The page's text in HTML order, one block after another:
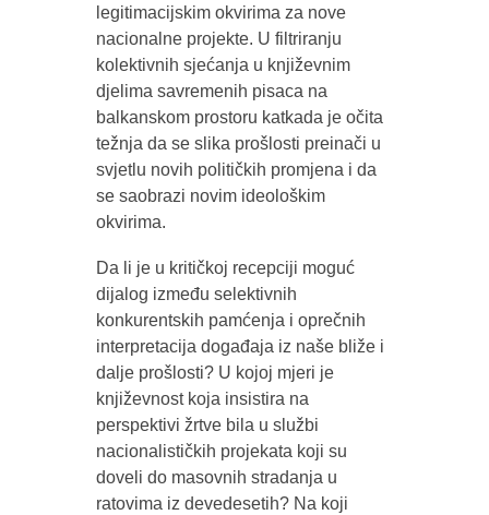
legitimacijskim okvirima za nove
nacionalne projekte. U filtriranju
kolektivnih sjećanja u književnim
djelima savremenih pisaca na
balkanskom prostoru katkada je očita
težnja da se slika prošlosti preinači u
svjetlu novih političkih promjena i da
se saobrazi novim ideološkim
okvirima.
Da li je u kritičkoj recepciji moguć
dijalog između selektivnih
konkurentskih pamćenja i oprečnih
interpretacija događaja iz naše bliže i
dalje prošlosti? U kojoj mjeri je
književnost koja insistira na
perspektivi žrtve bila u službi
nacionalističkih projekata koji su
doveli do masovnih stradanja u
ratovima iz devedesetih? Na koji